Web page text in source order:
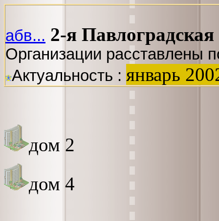
абв... 2-я
Организации расставлены
Актуальность : январь
дом 2
дом 4